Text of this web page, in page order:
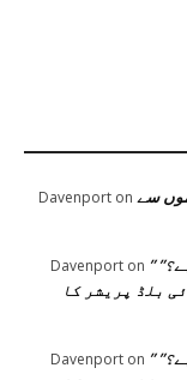
Davenport on سے
Davenport on ” فٹ ہونے کے باوجود میرا بی پی ہائی کیوں ہے؟”
بلڈ پریشر کا
Davenport on ” فٹ ہونے کے باوجود میرا بی پی ہائی کیوں ہے؟”